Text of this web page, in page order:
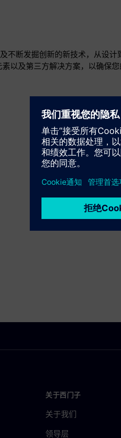
不断发掘创新的新技术，从设
以及第三方解决方案，以确保
动态
Service
现相关产
关于西门子
关于我们
领导层